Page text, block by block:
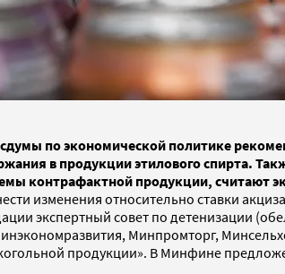
по экономической политике
в продукции этилового спирта.
контрафактной продукции, считают
изменения относительно ставки
экспертный совет по детенизации
Минпромторг,
продукции». В Минфине